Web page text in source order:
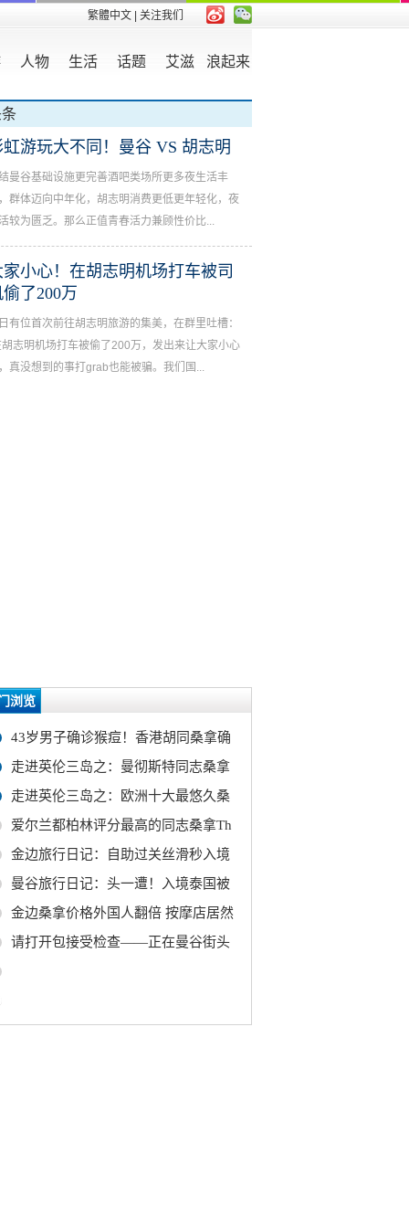
繁體中文 | 关注我们
人物 生活 话题 艾滋 浪起来
虹游玩大不同！曼谷 VS 胡志明
曼谷基础设施更完善酒吧类场所更多夜生活丰
群体迈向中年化，胡志明消费更低更年轻化，夜
较为匮乏。那么正值青春活力兼顾性价比...
家小心！在胡志明机场打车被司
了200万
有位首次前往胡志明旅游的集美，在群里吐槽：
胡志明机场打车被偷了200万，发出来让大家小心
真没想到的事打grab也能被骗。我们国...
浏览
43岁男子确诊猴痘！香港胡同桑拿确
走进英伦三岛之：曼彻斯特同志桑拿
走进英伦三岛之：欧洲十大最悠久桑
爱尔兰都柏林评分最高的同志桑拿Th
金边旅行日记：自助过关丝滑秒入境
曼谷旅行日记：头一遭！入境泰国被
金边桑拿价格外国人翻倍 按摩店居然
请打开包接受检查——正在曼谷街头